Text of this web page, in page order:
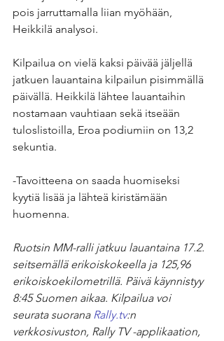
pois jarruttamalla liian myöhään,
Heikkilä analysoi.
Kilpailua on vielä kaksi päivää jäljellä
jatkuen lauantaina kilpailun pisimmällä
päivällä. Heikkilä lähtee lauantaihin
nostamaan vauhtiaan sekä itseään
tuloslistoilla, Eroa podiumiin on 13,2
sekuntia.
-Tavoitteena on saada huomiseksi
kyytiä lisää ja lähteä kiristämään
huomenna.
Ruotsin MM-ralli jatkuu lauantaina 17.2.
seitsemällä erikoiskokeella ja 125,96
erikoiskoekilometrillä. Päivä käynnistyy
8:45 Suomen aikaa. Kilpailua voi
seurata suorana Rally.tv:n
verkkosivuston, Rally TV -applikaation,